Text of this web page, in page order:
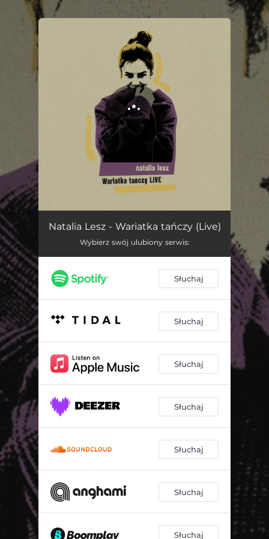
You're all set!
Wariatka tańczy (Live) 04:34
Natalia Lesz - Wariatka tańczy (Live)
Wybierz swój ulubiony serwis:
Słuchaj
Słuchaj
Słuchaj
Słuchaj
Słuchaj
Słuchaj
Słuchaj